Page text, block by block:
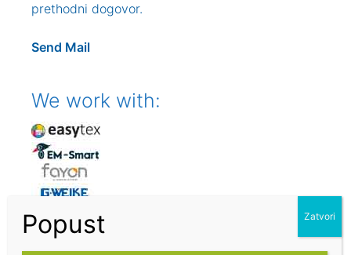
prethodni dogovor.
Send Mail
We work with: